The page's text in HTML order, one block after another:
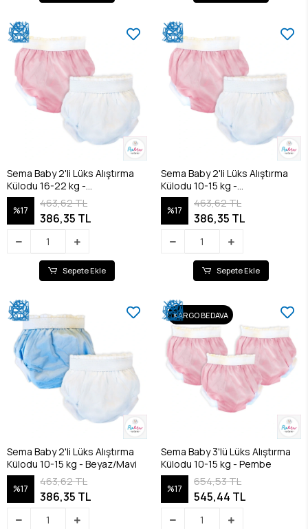
Sema Baby 2'li Lüks Alıştırma
Külodu 16-22 kg -
Beyaz/Pembe
%17
463,62 TL
386,35 TL
Sepete Ekle
Sema Baby 2'li Lüks Alıştırma
Külodu 10-15 kg -
Beyaz/Pembe
%17
463,62 TL
386,35 TL
Sepete Ekle
Sema Baby 2'li Lüks Alıştırma
Külodu 10-15 kg - Beyaz/Mavi
%17
463,62 TL
386,35 TL
KARGO BEDAVA
Sema Baby 3'lü Lüks Alıştırma
Külodu 10-15 kg - Pembe
%17
654,53 TL
545,44 TL